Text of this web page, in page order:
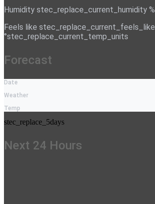
Humidity stec_replace_current_humidity %
Feels like stec_replace_current_feels_like
°stec_replace_current_temp_units
Forecast
Date
Weather
Temp
stec_replace_5days
Next 24 Hours